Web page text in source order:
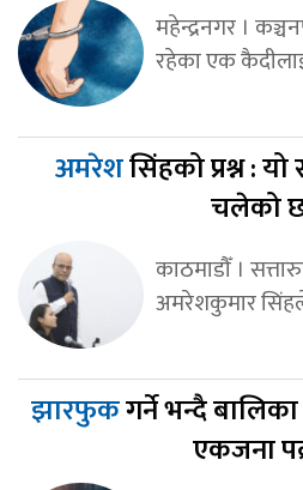
महेन्द्रनगर ।
रहेका एक
अमरेशसिंहको प्रश्न :
चलेको
काठमाडौँ ।
अमरेशकुमार
झारफुकगर्ने भन्दै
एकजना